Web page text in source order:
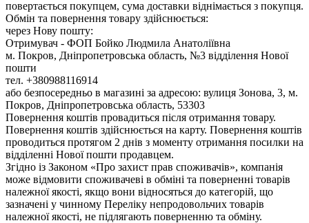
повертається покупцем, сума доставки віднімається з покупця.
Обмін та повернення товару здійснюється:
через Нову пошту:
Отримувач - ФОП Бойко Людмила Анатоліївна
м. Покров, Дніпропетровська область, №3 відділення Нової
пошти
тел. +380988116914
або безпосередньо в магазині за адресою: вулиця Зонова, 3, м.
Покров, Дніпропетровська область, 53303
Повернення коштів провадиться після отримання товару.
Повернення коштів здійснюється на карту. Повернення коштів
проводиться протягом 2 днів з моменту отримання посилки на
відділенні Нової пошти продавцем.
Згідно із Законом «Про захист прав споживачів», компанія
може відмовити споживачеві в обміні та поверненні товарів
належної якості, якщо вони відносяться до категорій, що
зазначені у чинному Переліку непродовольчих товарів
належної якості, не підлягають поверненню та обміну.